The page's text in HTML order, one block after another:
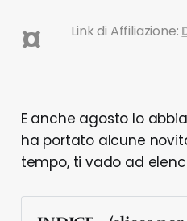
¤ Link di Affiliazione:
E anche agosto lo
ha portato alcune
tempo, ti vado ad